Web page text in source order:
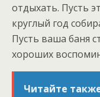
отдыхать. Пусть
круглый год
Пусть ваша баня
хороших
Читайте